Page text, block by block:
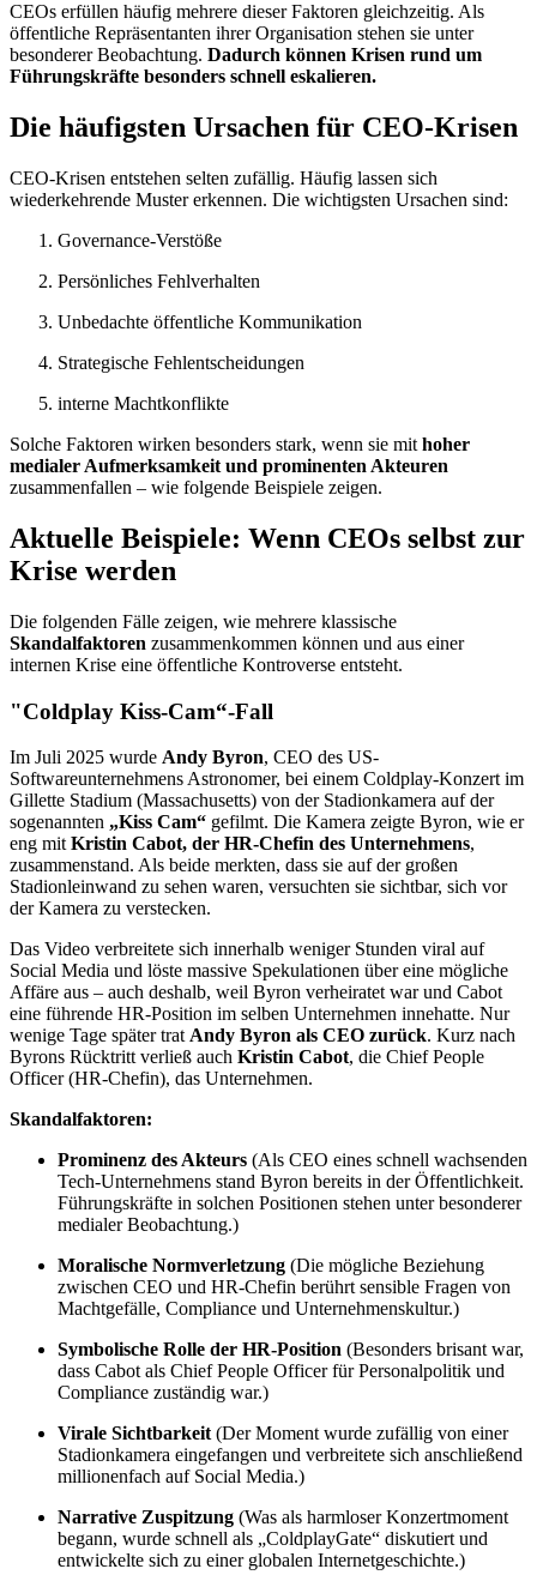
CEOs erfüllen häufig mehrere dieser Faktoren gleichzeitig. Als
öffentliche Repräsentanten ihrer Organisation stehen sie unter
besonderer Beobachtung. Dadurch können Krisen rund um
Führungskräfte besonders schnell eskalieren.
Die häufigsten Ursachen für CEO-Krisen
CEO-Krisen entstehen selten zufällig. Häufig lassen sich
wiederkehrende Muster erkennen. Die wichtigsten Ursachen sind:
Governance-Verstöße
Persönliches Fehlverhalten
Unbedachte öffentliche Kommunikation
Strategische Fehlentscheidungen
interne Machtkonflikte
Solche Faktoren wirken besonders stark, wenn sie mit hoher
medialer Aufmerksamkeit und prominenten Akteuren
zusammenfallen – wie folgende Beispiele zeigen.
Aktuelle Beispiele: Wenn CEOs selbst zur
Krise werden
Die folgenden Fälle zeigen, wie mehrere klassische
Skandalfaktoren zusammenkommen können und aus einer
internen Krise eine öffentliche Kontroverse entsteht.
"Coldplay Kiss-Cam“-Fall
Im Juli 2025 wurde Andy Byron, CEO des US-
Softwareunternehmens Astronomer, bei einem Coldplay-Konzert im
Gillette Stadium (Massachusetts) von der Stadionkamera auf der
sogenannten „Kiss Cam“ gefilmt. Die Kamera zeigte Byron, wie er
eng mit Kristin Cabot, der HR-Chefin des Unternehmens,
zusammenstand. Als beide merkten, dass sie auf der großen
Stadionleinwand zu sehen waren, versuchten sie sichtbar, sich vor
der Kamera zu verstecken.
Das Video verbreitete sich innerhalb weniger Stunden viral auf
Social Media und löste massive Spekulationen über eine mögliche
Affäre aus – auch deshalb, weil Byron verheiratet war und Cabot
eine führende HR-Position im selben Unternehmen innehatte. Nur
wenige Tage später trat Andy Byron als CEO zurück. Kurz nach
Byrons Rücktritt verließ auch Kristin Cabot, die Chief People
Officer (HR-Chefin), das Unternehmen.
Skandalfaktoren:
Prominenz des Akteurs (Als CEO eines schnell wachsenden
Tech-Unternehmens stand Byron bereits in der Öffentlichkeit.
Führungskräfte in solchen Positionen stehen unter besonderer
medialer Beobachtung.)
Moralische Normverletzung (Die mögliche Beziehung
zwischen CEO und HR-Chefin berührt sensible Fragen von
Machtgefälle, Compliance und Unternehmenskultur.)
Symbolische Rolle der HR-Position (Besonders brisant war,
dass Cabot als Chief People Officer für Personalpolitik und
Compliance zuständig war.)
Virale Sichtbarkeit (Der Moment wurde zufällig von einer
Stadionkamera eingefangen und verbreitete sich anschließend
millionenfach auf Social Media.)
Narrative Zuspitzung (Was als harmloser Konzertmoment
begann, wurde schnell als „ColdplayGate“ diskutiert und
entwickelte sich zu einer globalen Internetgeschichte.)